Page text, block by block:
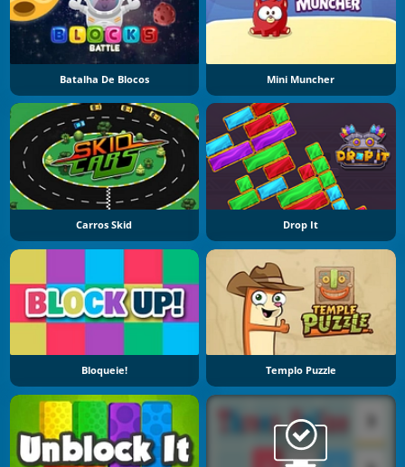
Batalha De Blocos Mini Muncher
Carros Skid Drop It
Bloqueie! Templo Puzzle